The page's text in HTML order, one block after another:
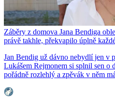
Záběry z domova Jana Bendiga
právě takhle, překvapilo úplně
Jan Bendig už dávno nebydlí jen v
Lukášem Rejmonem si splnil sen o
pořádně rozlehlý a zpěvák v něm